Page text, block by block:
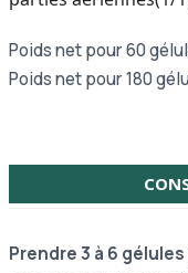
Poids net pour 60
Poids net pour 180
Prendre 3 à 6